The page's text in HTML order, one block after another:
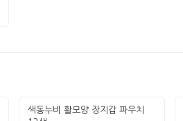
색동누비 활모양 장지갑 파우치